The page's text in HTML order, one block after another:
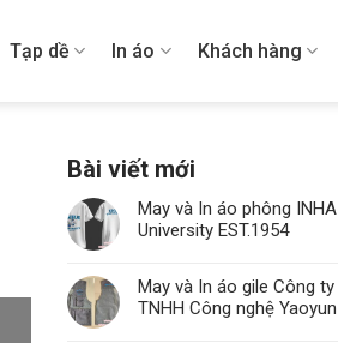
Tạp dề In áo Khách hàng
Bài viết mới
May và In áo phông INHA
University EST.1954
May và In áo gile Công ty
TNHH Công nghệ Yaoyun